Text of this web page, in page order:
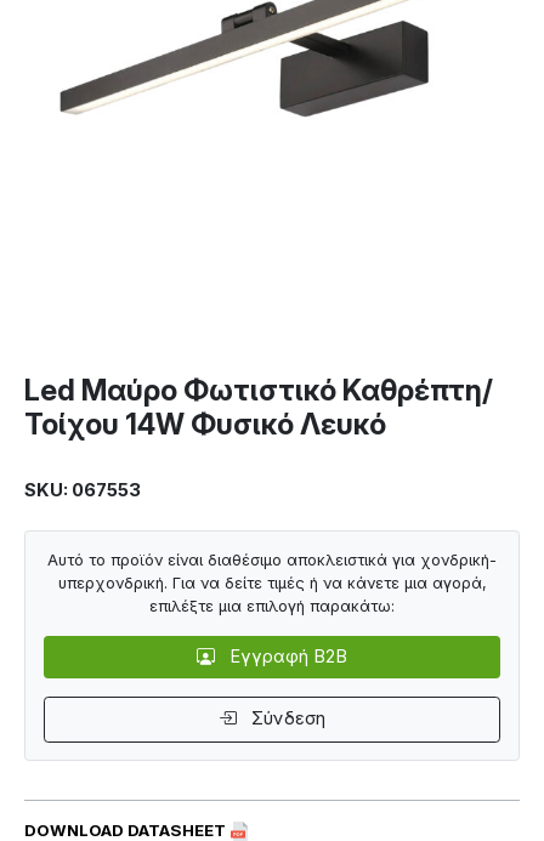
Led Μαύρο Φωτιστικό Καθρέπτη/
Τοίχου 14W Φυσικό Λευκό
SKU: 067553
DOWNLOAD DATASHEET
Αυτό το προϊόν είναι διαθέσιμο αποκλειστικά για χονδρική-
υπερχονδρική. Για να δείτε τιμές ή να κάνετε μια αγορά,
επιλέξτε μια επιλογή παρακάτω:
Εγγραφή B2B
Σύνδεση